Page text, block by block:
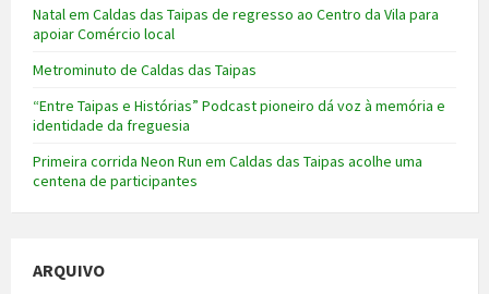
Natal em Caldas das Taipas de regresso ao Centro da Vila para
apoiar Comércio local
Metrominuto de Caldas das Taipas
“Entre Taipas e Histórias” Podcast pioneiro dá voz à memória e
identidade da freguesia
Primeira corrida Neon Run em Caldas das Taipas acolhe uma
centena de participantes
ARQUIVO